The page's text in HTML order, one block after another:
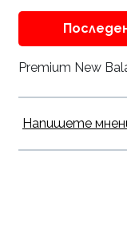
Premium New
Напишете